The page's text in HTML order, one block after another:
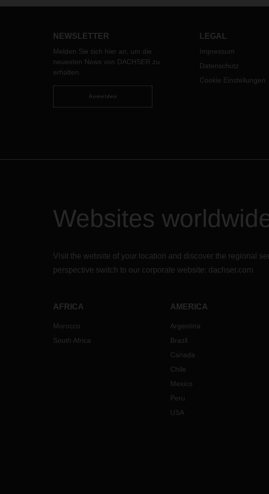
auf 86,2 Millionen
NEWSLETTER
Melden Sie sich hier an, um die
neuesten News von DACHSER zu
erhalten.
Anmelden
LEGAL
Impressum
Datenschutz
Cookie Einstellungen
Websites
Visit the website of your location and discover the regional
perspective switch to our corporate website: dachser.com
AFRICA
Morocco
South Africa
AMERICA
Argentina
Brazil
Canada
Chile
Mexico
Peru
USA